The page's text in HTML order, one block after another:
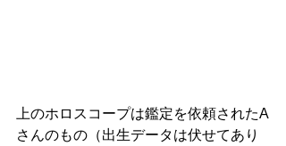
上のホロスコープは鑑定を依頼されたA
さんのもの（出生データは伏せてあり